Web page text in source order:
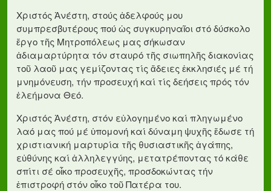
Χριστός Ἀνέστη, στούς ἀδελφούς μου
συμπρεσβυτέρους πού ὡς συγκυρηναῖοι στό δύσκολο
ἔργο τῆς Μητροπόλεως μας σήκωσαν
ἀδιαμαρτύρητα τόν σταυρό τῆς σιωπηλῆς διακονίας
τοῦ λαοῦ μας γεμίζοντας τίς ἄδειες ἐκκλησιές μέ τή
μνημόνευση, τήν προσευχή καί τίς δεήσεις πρός τόν
ἐλεήμονα Θεό.
Χριστός Ἀνέστη, στόν εὐλογημένο καί πληγωμένο
λαό μας πού μέ ὑπομονή καί δύναμη ψυχῆς ἔδωσε τή
χριστιανική μαρτυρία τῆς θυσιαστικῆς ἀγάπης,
εὐθύνης καί ἀλληλεγγύης, μετατρέποντας τό κάθε
σπίτι σέ οἶκο προσευχῆς, προσδοκώντας τήν
ἐπιστροφή στόν οἶκο τοῦ Πατέρα του.